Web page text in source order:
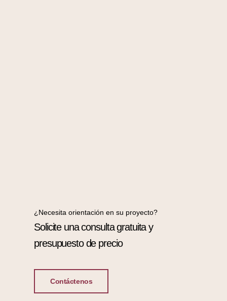
¿Necesita orientación en su proyecto?
Solicite una consulta gratuita y
presupuesto de precio
Contáctenos